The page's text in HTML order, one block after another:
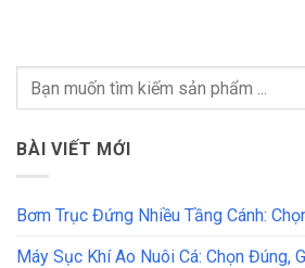
BÀI VIẾT MỚI
Bơm Trục Đứng Nhiều Tầng Cánh:
Máy Sục Khí Ao Nuôi Cá: Chọn Đúng,